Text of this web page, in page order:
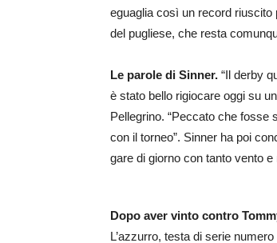
eguaglia così un record
del pugliese, che resta
Le parole di Sinner. “Il derby
è stato bello rigiocare oggi su
Pellegrino. “Peccato che fosse
con il torneo”. Sinner ha poi
gare di giorno con tanto vento
Dopo aver vinto contro
L’azzurro, testa di serie